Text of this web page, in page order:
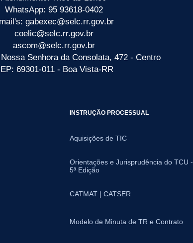
WhatsApp: 95 93618-0402
gabexec@selc.rr.gov.br
coelic@selc.rr.gov.br
ascom@selc.rr.gov.br
Senhora da Consolata, 472 - Centro
69301-011 - Boa Vista-RR
INSTRUÇÃO PROCESSUAL
Aquisições de TIC
Orientações e Jurisprudência do TCU -
5ª Edição
CATMAT | CATSER
Modelo de Minuta de TR e Contrato